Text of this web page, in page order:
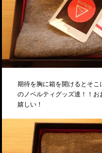
期待を胸に箱を開けるとそ
のノベルティグッズ達！！
嬉しい！